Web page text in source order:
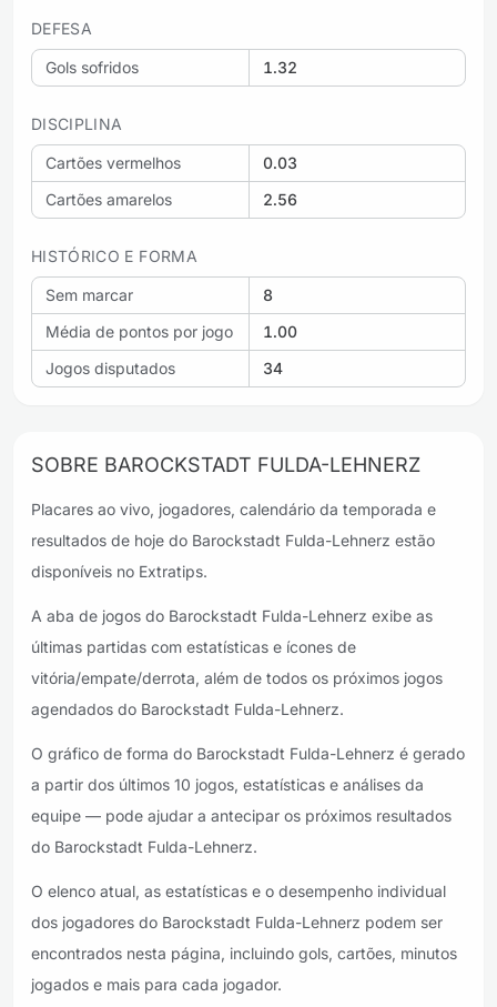
DEFESA
Gols sofridos 1.32
DISCIPLINA
Cartões vermelhos
0.03
Cartões amarelos
2.56
HISTÓRICO E FORMA
Sem marcar
8
Média de pontos por jogo
1.00
Jogos disputados
34
SOBRE BAROCKSTADT FULDA-LEHNERZ
Placares ao vivo, jogadores, calendário da temporada e
resultados de hoje do Barockstadt Fulda-Lehnerz estão
disponíveis no Extratips.
A aba de jogos do Barockstadt Fulda-Lehnerz exibe as
últimas partidas com estatísticas e ícones de
vitória/empate/derrota, além de todos os próximos jogos
agendados do Barockstadt Fulda-Lehnerz.
O gráfico de forma do Barockstadt Fulda-Lehnerz é gerado
a partir dos últimos 10 jogos, estatísticas e análises da
equipe — pode ajudar a antecipar os próximos resultados
do Barockstadt Fulda-Lehnerz.
O elenco atual, as estatísticas e o desempenho individual
dos jogadores do Barockstadt Fulda-Lehnerz podem ser
encontrados nesta página, incluindo gols, cartões, minutos
jogados e mais para cada jogador.